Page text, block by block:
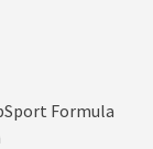
Formula